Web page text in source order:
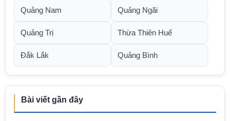
Quảng Nam Quảng Ngãi
Quảng Trị Thừa Thiên Huế
Đắk Lắk Quảng Bình
Bài viết gần đây